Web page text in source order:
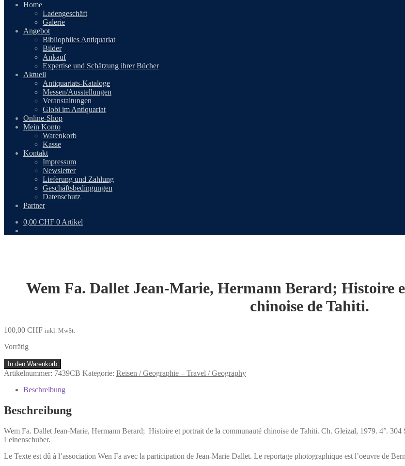
Home
Ladengeschäft
Galerie
Angebot
Bibliophiles Antiquariat
Bilder
Ankauf
Expertise und Schätzung ihrer Bücher
Aktuell
Antiquariats-Kataloge
Messen/Ausstellungen
Veranstaltungen
Globi im Antiquariat
Online-Shop
Mein Konto
Warenkorb
Kasse
Kontakt
Impressum
Newsletter
Lieferung und Zahlung
Geschäftsbedingungen
Datenschutz
Partner
0,00 CHF 0 Artikel
Wem Fa. Dallet Jean-Marie, Hermann Berard; Histoire
chinoise de Tahiti.
100,00 CHF inkl. MwSt.
Vorrätig
Wem
Fa.
Jean-
Hermann
Berard;
et
portrait
la
In den Warenkorb
Artikelnummer: 7439CB Kategorie: Reisen / Geographie – Travel / Geography
Beschreibung
Beschreibung
Wem Fa. Dallet Jean-Marie, Hermann Berard; Histoire et portrait de la communauté chinoise de Tahiti. Ch. Gleizal, 1979. 4°.
Leinenschuber.
Le Texte est dû à l’association Wen Fa avec la participation de Jean-Marie Dallet. Le reportage photographique est l’oeuvre de